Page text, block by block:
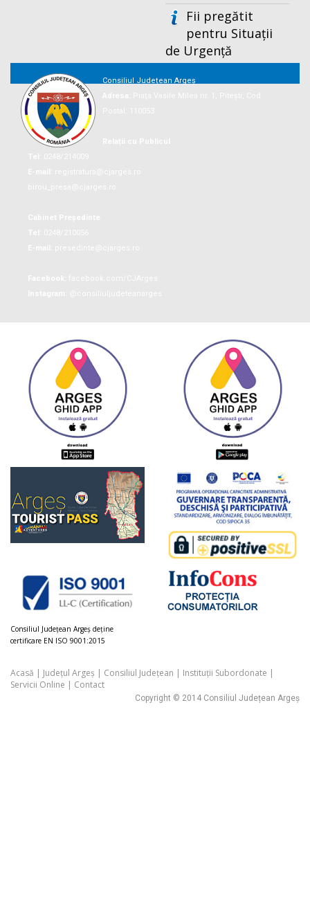
Fii pregătit
pentru Situații
de Urgență
Consiliul Județean Argeș
Consiliul Judeţean Argeș deţine
certificare EN ISO 9001:2015
Acasă | Județul Argeș | Consiliul Județean | Instituții Subordonate |
Servicii Online | Contact
Copyright © 2014 Consiliul Județean Argeș